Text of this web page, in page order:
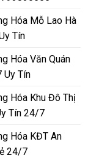
Hóa Mỗ Lao Hà
Tín
Hóa Văn Quán
Uy Tín
Hóa Khu Đô Thị
Tín 24/7
Hóa KĐT An
24/7